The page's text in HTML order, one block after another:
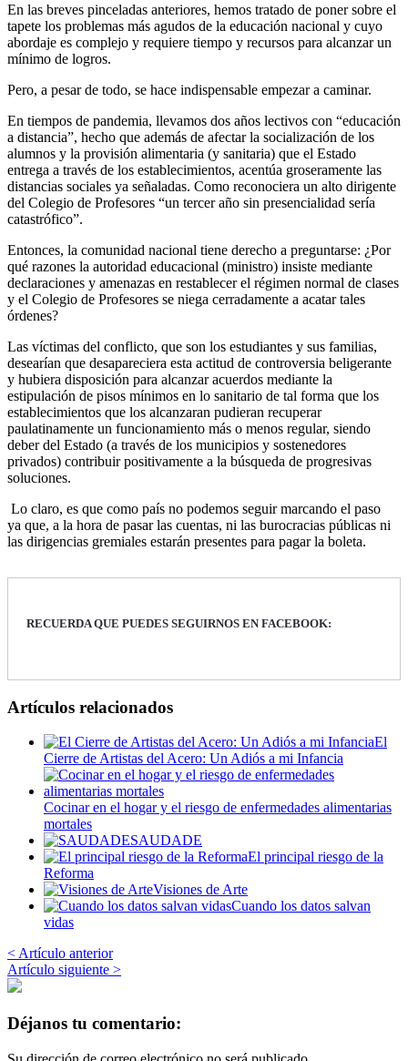
En las breves pinceladas anteriores, hemos tratado de poner sobre el
tapete los problemas más agudos de la educación nacional y cuyo
abordaje es complejo y requiere tiempo y recursos para alcanzar un
mínimo de logros.
Pero, a pesar de todo, se hace indispensable empezar a caminar.
En tiempos de pandemia, llevamos dos años lectivos con “educación
a distancia”, hecho que además de afectar la socialización de los
alumnos y la provisión alimentaria (y sanitaria) que el Estado
entrega a través de los establecimientos, acentúa groseramente las
distancias sociales ya señaladas. Como reconociera un alto dirigente
del Colegio de Profesores “un tercer año sin presencialidad sería
catastrófico”.
Entonces, la comunidad nacional tiene derecho a preguntarse: ¿Por
qué razones la autoridad educacional (ministro) insiste mediante
declaraciones y amenazas en restablecer el régimen normal de clases
y el Colegio de Profesores se niega cerradamente a acatar tales
órdenes?
Las víctimas del conflicto, que son los estudiantes y sus familias,
desearían que desapareciera esta actitud de controversia beligerante
y hubiera disposición para alcanzar acuerdos mediante la
estipulación de pisos mínimos en lo sanitario de tal forma que los
establecimientos que los alcanzaran pudieran recuperar
paulatinamente un funcionamiento más o menos regular, siendo
deber del Estado (a través de los municipios y sostenedores
privados) contribuir positivamente a la búsqueda de progresivas
soluciones.
Lo claro, es que como país no podemos seguir marcando el paso
ya que, a la hora de pasar las cuentas, ni las burocracias públicas ni
las dirigencias gremiales estarán presentes para pagar la boleta.
RECUERDA QUE PUEDES SEGUIRNOS EN FACEBOOK:
Artículos relacionados
El
Cierre de Artistas del Acero: Un Adiós a mi Infancia
Cocinar en el hogar y el riesgo de enfermedades alimentarias
mortales
SAUDADE
El principal riesgo de la
Reforma
Visiones de Arte
Cuando los datos salvan
vidas
< Artículo anterior
Artículo siguiente >
Déjanos tu comentario: